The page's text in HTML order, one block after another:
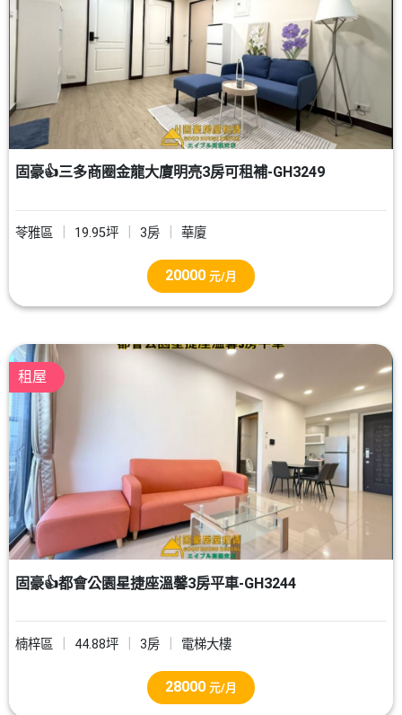
固豪👍三多商圈金龍大廈明亮3房可租補-GH3249
苓雅區 19.95坪 3房 華廈
20000 元/月
租屋
固豪👍都會公園星捷座溫馨3房平車-GH3244
楠梓區 44.88坪 3房 電梯大樓
28000 元/月